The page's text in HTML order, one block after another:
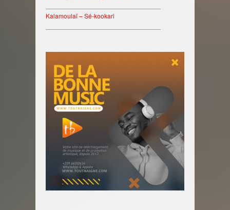
Kalamoulaï – Sé-kookari